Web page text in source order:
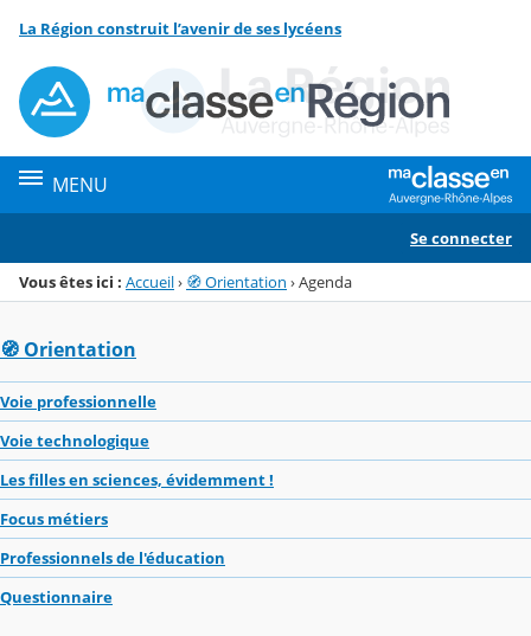
Menu de la rubrique
Contenu
La Région construit l’avenir de ses lycéens
MENU
Se connecter
Vous êtes ici : Accueil› 🧭 Orientation ›Agenda
🧭 Orientation
Voie professionnelle
Voie technologique
Les filles en sciences, évidemment !
Focus métiers
Professionnels de l'éducation
Questionnaire